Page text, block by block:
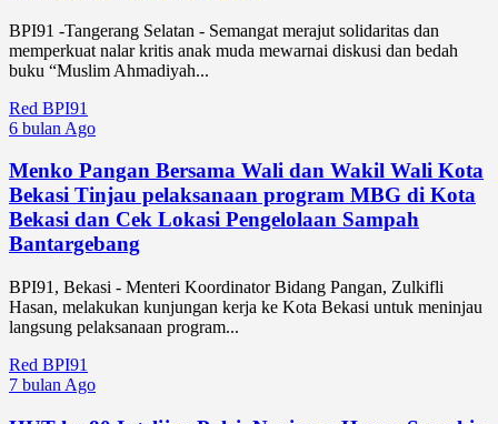
BPI91 -Tangerang Selatan - Semangat merajut solidaritas dan
memperkuat nalar kritis anak muda mewarnai diskusi dan bedah
buku “Muslim Ahmadiyah...
Red BPI91
6 bulan Ago
Menko Pangan Bersama Wali dan Wakil Wali Kota
Bekasi Tinjau pelaksanaan program MBG di Kota
Bekasi dan Cek Lokasi Pengelolaan Sampah
Bantargebang
BPI91, Bekasi - Menteri Koordinator Bidang Pangan, Zulkifli
Hasan, melakukan kunjungan kerja ke Kota Bekasi untuk meninjau
langsung pelaksanaan program...
Red BPI91
7 bulan Ago